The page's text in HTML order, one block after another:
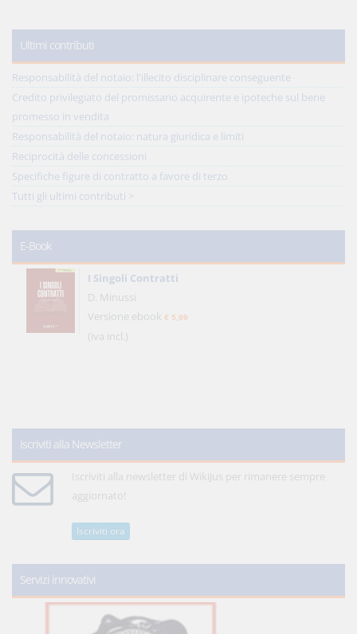
Ultimi contributi
Responsabilità del notaio: l'illecito disciplinare conseguente
Credito privilegiato del promissario acquirente e ipoteche sul bene
promesso in vendita
Responsabilità del notaio: natura giuridica e limiti
Reciprocità delle concessioni
Specifiche figure di contratto a favore di terzo
Tutti gli ultimi contributi >
E-Book
I Singoli Contratti
D. Minussi
Versione ebook € 5,99
(iva incl.)
Iscriviti alla Newsletter
Iscriviti alla newsletter di WikiJus per rimanere sempre
aggiornato!
Iscriviti ora
Servizi innovativi